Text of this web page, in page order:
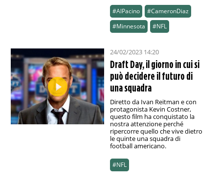
#AlPacino
#CameronDiaz
#Minnesota
#NFL
24/02/2023 14:20
Draft Day, il giorno in cui si
può decidere il futuro di
una squadra
Diretto da Ivan Reitman e con
protagonista Kevin Costner,
questo film ha conquistato la
nostra attenzione perché
ripercorre quello che vive dietro
le quinte una squadra di
football americano.
#NFL